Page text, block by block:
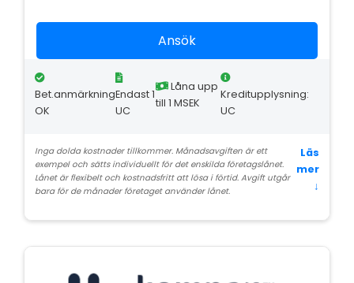
Ansök
Bet.anmärkning
OK
Endast 1
UC
Låna upp
till 1 MSEK
Kreditupplysning:
UC
Inga dolda kostnader tillkommer. Månadsavgiften är ett
exempel och sätts individuellt för det enskilda företagslånet.
Lånet är flexibelt och kostnadsfritt att lösa i förtid. Avgift utgår
bara för de månader företaget använder lånet.
Läs
mer
↓